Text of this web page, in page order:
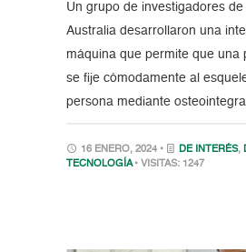
Un grupo de investigadores
Australia desarrollaron una
máquina que permite que una
se fije cómodamente al
persona mediante
16 ENERO, 2024 • DE INTERÉS,
TECNOLOGÍA • VISITAS: 1247